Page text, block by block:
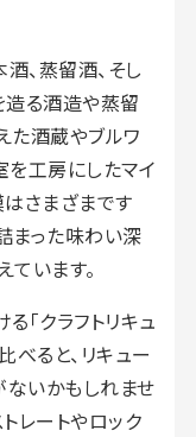
、蒸留酒、そし
造る酒造や蒸留
た酒蔵やブルワ
を工房にしたマイ
さまざまです
まった味わい深
ています。
「クラフトリキュ
べると、リキュー
いかもしれませ
レートやロック